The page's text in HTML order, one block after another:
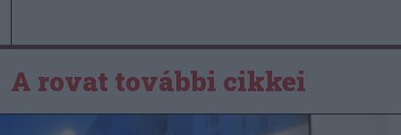
A rovat további cikkei